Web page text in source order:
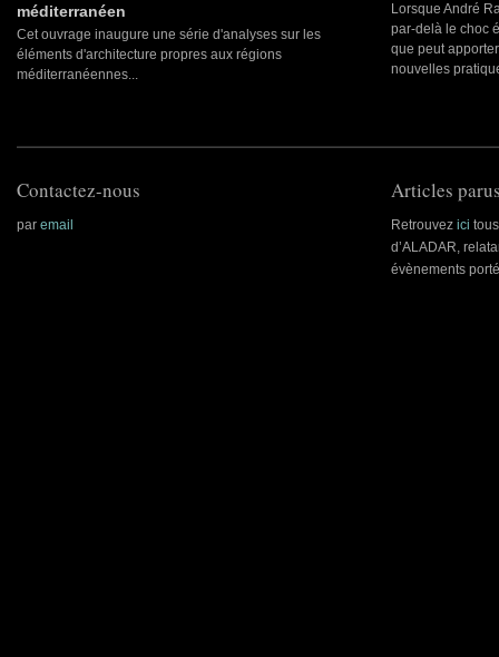
méditerranéen
Cet ouvrage inaugure une série d'analyses sur les
éléments d'architecture propres aux régions
méditerranéennes...
Lorsque André
par-delà le choc
que peut
nouvelles
Contactez-nous
par email
Articles
Retrouvez ici
d’ALADAR,
évènements